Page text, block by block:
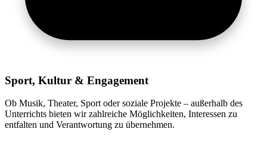
Sport, Kultur & Engagement
Ob Musik, Theater, Sport oder soziale Projekte – außerhalb des
Unterrichts bieten wir zahlreiche Möglichkeiten, Interessen zu
entfalten und Verantwortung zu übernehmen.